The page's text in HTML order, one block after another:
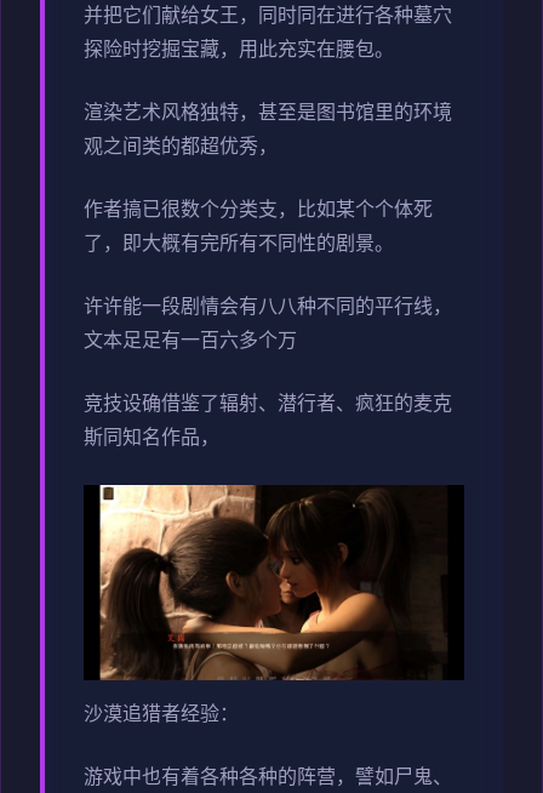
并把它们献给女王，同时同在进行各种墓穴
探险时挖掘宝藏，用此充实在腰包。
渲染艺术风格独特，甚至是图书馆里的环境
观之间类的都超优秀，
作者搞已很数个分类支，比如某个个体死
了，即大概有完所有不同性的剧景。
许许能一段剧情会有八八种不同的平行线，
文本足足有一百六多个万
竞技设确借鉴了辐射、潜行者、疯狂的麦克
斯同知名作品，
沙漠追猎者经验：
游戏中也有着各种各种的阵营，譬如尸鬼、